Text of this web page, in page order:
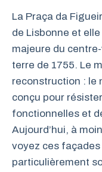
La Praça da
de Lisbonne et
majeure du
terre de 1755. Le
reconstruction : le
conçu pour
fonctionnelles et
Aujourd’hui, à
voyez ces
particulièrement